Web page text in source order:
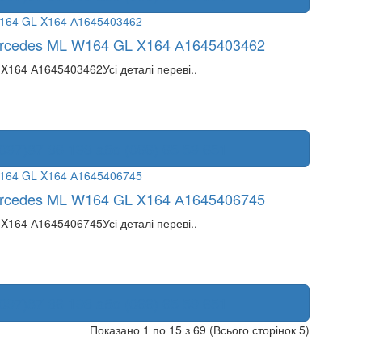
ML W164 GL X164 А1645403462
А1645403462Усі деталі переві..
ML W164 GL X164 А1645406745
А1645406745Усі деталі переві..
Показано 1 по 15 з 69 (Всього сторінок 5)